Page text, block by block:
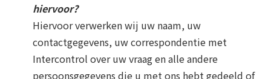
hiervoor?
Hiervoor verwerken wij uw naam, uw
contactgegevens, uw correspondentie met
Intercontrol over uw vraag en alle andere
persoonsgegevens die u met ons hebt gedeeld of